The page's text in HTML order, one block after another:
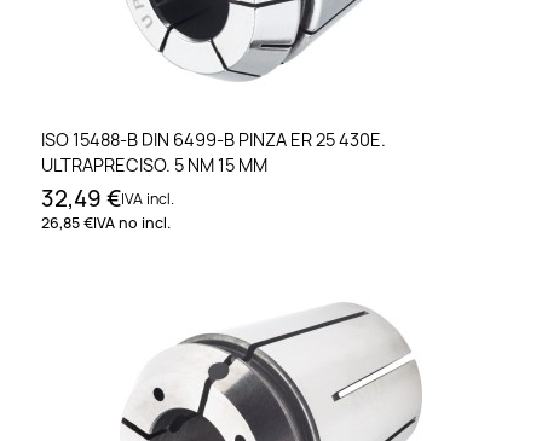
ISO 15488-B DIN 6499-B PINZA ER 25 430E.
ULTRAPRECISO. 5 NM 15 MM
32,49 €IVA incl.
26,85 €IVA no incl.